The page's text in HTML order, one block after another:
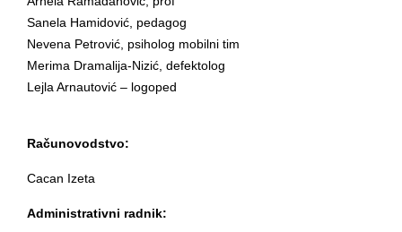
Sanela Hamidović, pedagog
Nevena Petrović, psiholog mobilni tim
Merima Dramalija-Nizić, defektolog
Lejla Arnautović – logoped
Računovodstvo:
Cacan Izeta
Administrativni radnik: